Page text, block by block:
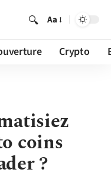
Aa
Crypto
coins
?